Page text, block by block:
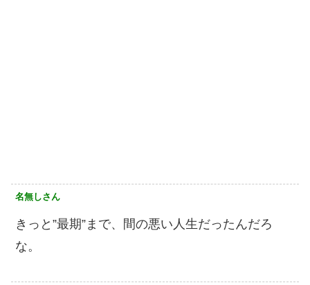
名無しさん
きっと”最期”まで、間の悪い人生だったんだろ
な。